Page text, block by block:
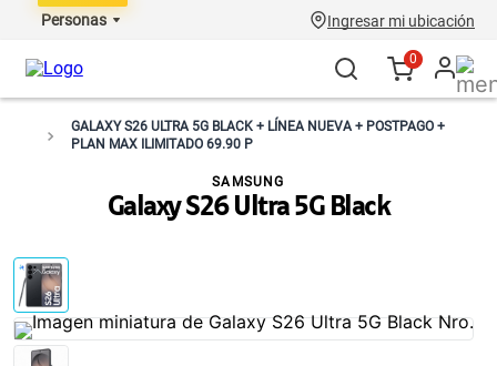
Personas Ingresar mi ubicación
0
GALAXY S26 ULTRA 5G BLACK + LÍNEA NUEVA + POSTPAGO +
PLAN MAX ILIMITADO 69.90 P
Galaxy S26 Ultra 5G Black
SAMSUNG